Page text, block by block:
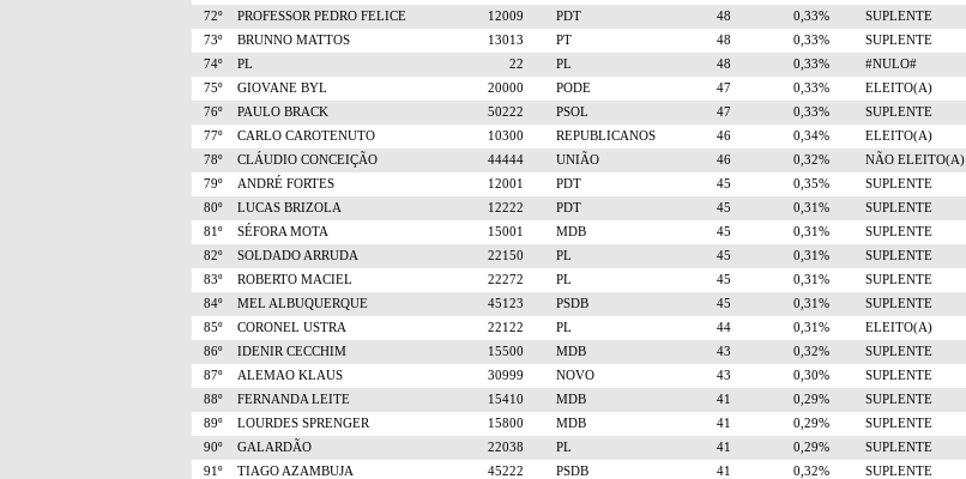
72º
PROFESSOR PEDRO FELICE 12009 PDT 48 0,33%
SUPLENTE
73º
BRUNNO MATTOS 13013 PT 48 0,33%
SUPLENTE
74º
PL 22 PL 48 0,33%
#NULO#
75º
GIOVANE BYL 20000 PODE 47 0,33%
ELEITO(A)
76º
PAULO BRACK 50222 PSOL 47 0,33%
SUPLENTE
77º
CARLO CAROTENUTO 10300 REPUBLICANOS 46 0,34%
ELEITO(A)
78º
CLÁUDIO CONCEIÇÃO 44444 UNIÃO 46 0,32%
NÃO ELEITO(A)
79º
ANDRÉ FORTES 12001 PDT 45 0,35%
SUPLENTE
80º
LUCAS BRIZOLA 12222 PDT 45 0,31%
SUPLENTE
81º
SÉFORA MOTA 15001 MDB 45 0,31%
SUPLENTE
82º
SOLDADO ARRUDA 22150 PL 45 0,31%
SUPLENTE
83º
ROBERTO MACIEL 22272 PL 45 0,31%
SUPLENTE
84º
MEL ALBUQUERQUE 45123 PSDB 45 0,31%
SUPLENTE
85º
CORONEL USTRA 22122 PL 44 0,31%
ELEITO(A)
86º
IDENIR CECCHIM 15500 MDB 43 0,32%
SUPLENTE
87º
ALEMAO KLAUS 30999 NOVO 43 0,30%
SUPLENTE
88º
FERNANDA LEITE 15410 MDB 41 0,29%
SUPLENTE
89º
LOURDES SPRENGER 15800 MDB 41 0,29%
SUPLENTE
90º
GALARDÃO 22038 PL 41 0,29%
SUPLENTE
91º
TIAGO AZAMBUJA 45222 PSDB 41 0,32%
SUPLENTE